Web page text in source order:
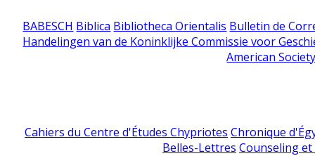
BABESCH Biblica Bibliotheca Orientalis Bulletin de
Handelingen van de Koninklijke Commissie voor
American
Cahiers du Centre d'Études Chypriotes Chronique
Belles-Lettres Counseling